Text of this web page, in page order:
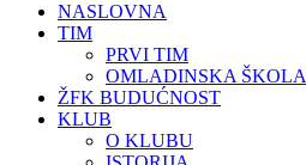
NASLOVNA
TIM
PRVI TIM
OMLADINSKA ŠKOLA
ŽFK BUDUĆNOST
KLUB
O KLUBU